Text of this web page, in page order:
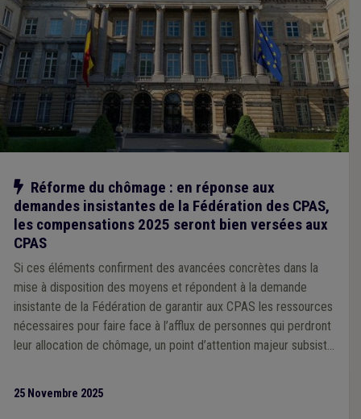
Notre action
Réforme du chômage : en réponse aux
demandes insistantes de la Fédération des CPAS,
les compensations 2025 seront bien versées aux
CPAS
Si ces éléments confirment des avancées concrètes dans la
mise à disposition des moyens et répondent à la demande
insistante de la Fédération de garantir aux CPAS les ressources
nécessaires pour faire face à l’afflux de personnes qui perdront
leur allocation de chômage, un point d’attention majeur subsiste
25 Novembre 2025